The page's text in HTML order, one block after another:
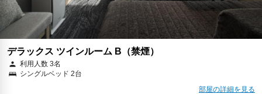
デラックス ツインルーム B（禁煙）
利用人数 3名
シングルベッド 2台
部屋の詳細を見る